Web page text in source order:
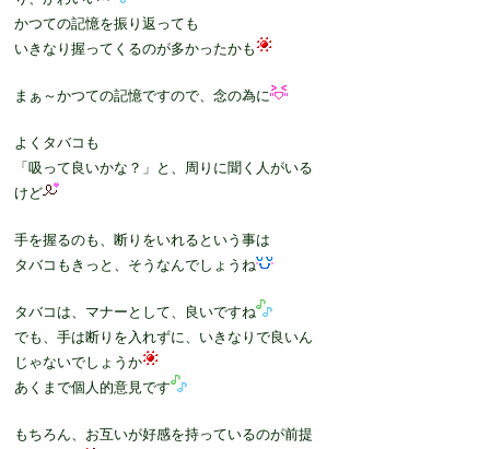
かつての記憶を振り返っても
いきなり握ってくるのが多かったかも
まぁ～かつての記憶ですので、念の為に
よくタバコも
「吸って良いかな？」と、周りに聞く人がいる
けど
手を握るのも、断りをいれるという事は
タバコもきっと、そうなんでしょうね
タバコは、マナーとして、良いですね
でも、手は断りを入れずに、いきなりで良いん
じゃないでしょうか
あくまで個人的意見です
もちろん、お互いが好感を持っているのが前提